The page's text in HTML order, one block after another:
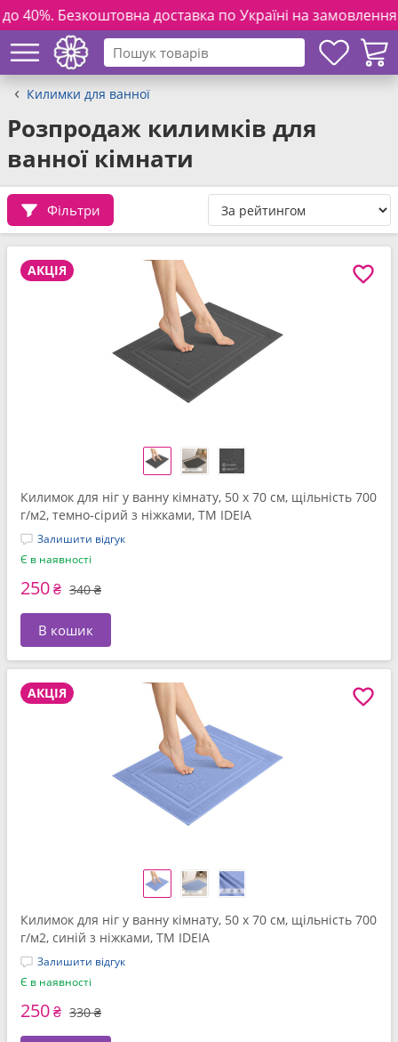
доставка по Україні на замовлення від 3000 грн.
Килимки для ванної
Розпродаж килимків для
ванної кімнати
Фільтри
АКЦІЯ
Килимок для ніг у ванну кімнату, 50 x 70 см, щільність 700
г/м2, темно-сірий з ніжками, ТМ IDEIA
Залишити відгук
Є в наявності
250₴ 340 ₴
В кошик
АКЦІЯ
Килимок для ніг у ванну кімнату, 50 x 70 см, щільність 700
г/м2, синій з ніжками, ТМ IDEIA
Залишити відгук
Є в наявності
250₴ 330 ₴